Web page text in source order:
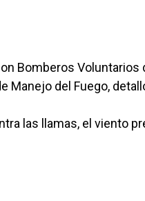
Bomberos Voluntarios
del Fuego,
las llamas, el viento